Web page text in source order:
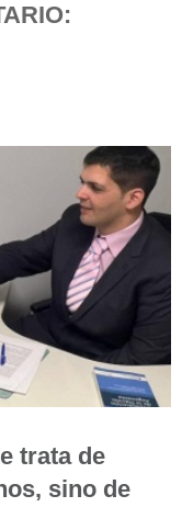
trata de
sino de